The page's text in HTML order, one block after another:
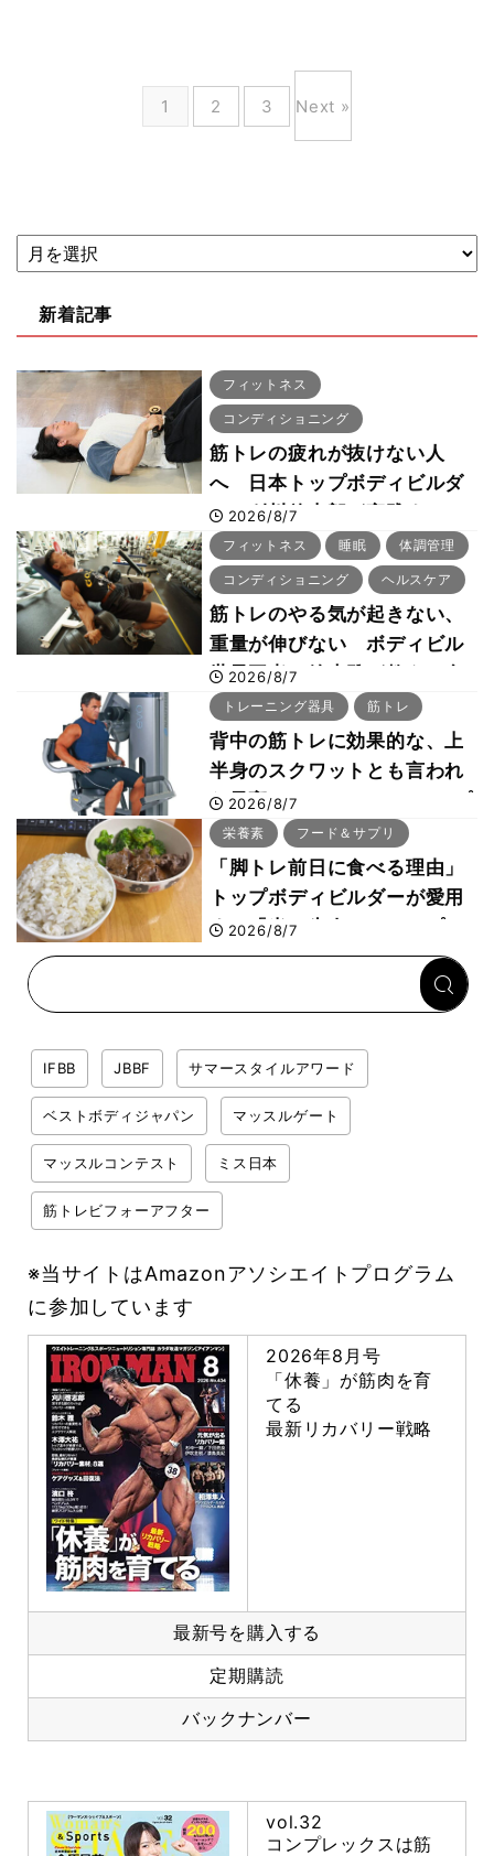
1 2 3 Next »
新着記事
フィットネス
コンディショニング
筋トレの疲れが抜けない人
へ 日本トップボディビルダ
ー・刈川啓志郎が実践する
「回復習慣」
2026/8/7
フィットネス 睡眠 体調管理
コンディショニング ヘルスケア
筋トレのやる気が起きない、
重量が伸びない ボディビル
世界王者・鈴木雅が教える食
事・睡眠・呼吸の整え方
2026/8/7
トレーニング器具 筋トレ
背中の筋トレに効果的な、上
半身のスクワットとも言われ
た最高マシン“ノーチラス・プ
ルオーバーマシン”とは？
2026/8/7
栄養素 フード＆サプリ
「脚トレ前日に食べる理由」
トップボディビルダーが愛用
する「米＋牛肉」のシンプル
回復メシとは？
2026/8/7
IFBB JBBF サマースタイルアワード
ベストボディジャパン マッスルゲート
マッスルコンテスト ミス日本
筋トレビフォーアフター
※当サイトはAmazonアソシエイトプログラム
に参加しています
2026年8月号
「休養」が筋肉を育
てる
最新リカバリー戦略
最新号を購入する
定期購読
バックナンバー
vol.32
コンプレックスは筋